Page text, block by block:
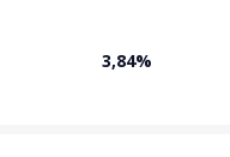
3,84%